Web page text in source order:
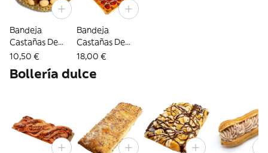
Bandeja
Castañas De
Mazapán (12
10,50 €
Bandeja
Castañas De
Mazapán (24
18,00 €
Bollería dulce